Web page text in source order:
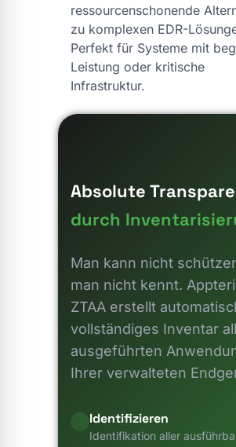
ressourcenschonende
zu komplexen EDR-
Perfekt für Systeme mit
Leistung oder kritische
Infrastruktur.
Absolute
durch
Man kann nicht
man nicht kennt.
ZTAA erstellt
vollständiges Inventar
ausgeführten
Ihrer verwalteten
Identifizieren
Identifikation aller